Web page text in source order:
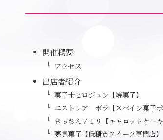
開催概要
アクセス
出店者紹介
菓子士ヒロジュン【焼菓子】
エストレア ポラ【スペイン菓子ポ
きっちん７１９【キャロットケーキ
夢見菓子【低糖質スイーツ専門店】